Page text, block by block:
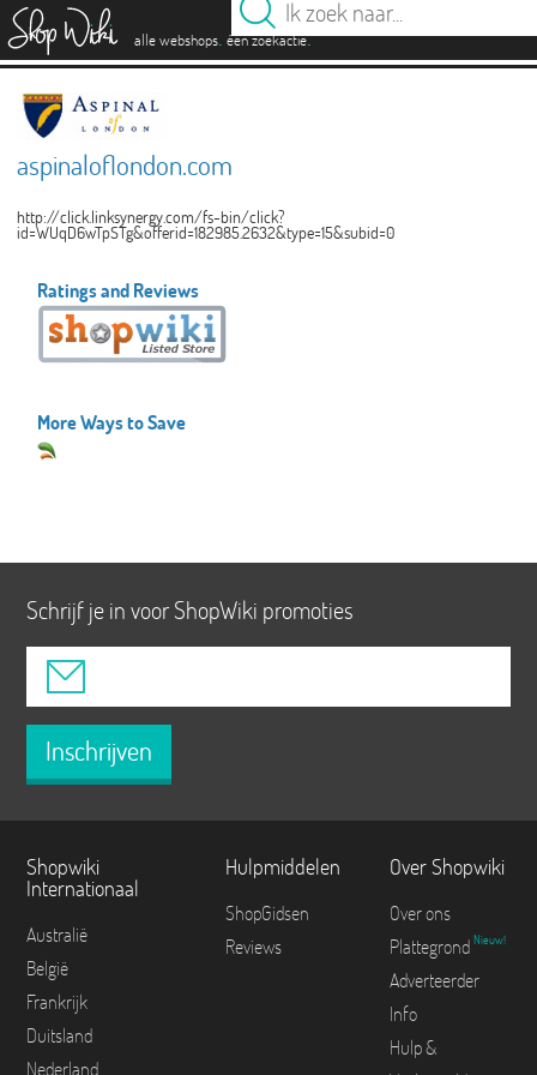
alle webshops. één zoekactie.
aspinaloflondon.com
http://click.linksynergy.com/fs-bin/click?
id=WUqD6wTpSTg&offerid=182985.2632&type=15&subid=0
Ratings and Reviews
More Ways to Save
Schrijf je in voor ShopWiki promoties
Inschrijven
Shopwiki
Internationaal
Australië
België
Frankrijk
Duitsland
Nederland
Hulpmiddelen
ShopGidsen
Reviews
Over Shopwiki
Over ons
Plattegrond Nieuw!
Adverteerder
Info
Hulp &